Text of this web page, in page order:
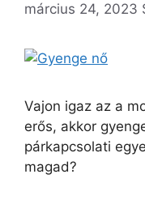
március 24, 2023
Vajon igaz az a
erős, akkor
párkapcsolati
magad?